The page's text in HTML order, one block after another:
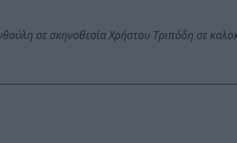
σε σκηνοθεσία Χρήστου Τριπόδη σε